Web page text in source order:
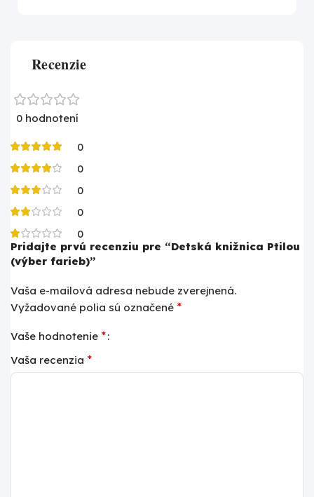
Recenzie
0 hodnotení
0
0
0
0
0
Pridajte prvú recenziu pre “Detská knižnica Ptilou
(výber farieb)”
Vaša e-mailová adresa nebude zverejnená.
Vyžadované polia sú označené *
Vaše hodnotenie *
Vaša recenzia *